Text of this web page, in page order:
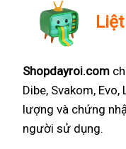
Shopdayroi.com
Dibe, Svakom,
lượng và chứng
người sử dụng.